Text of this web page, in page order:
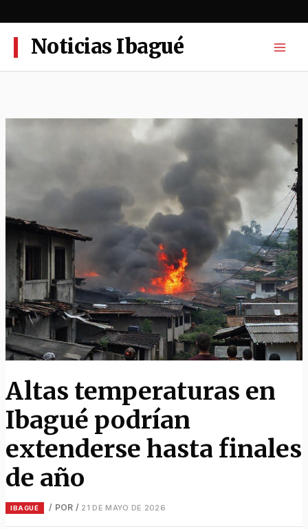
al
contenidoNoticias Ibagué
Altas temperaturas en
Ibagué podrían
extenderse hasta finales
de año
IBAGUÉ / POR / 21 DE MAYO DE 2026